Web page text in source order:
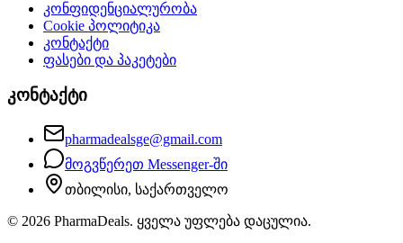
კონფიდენციალურობა
Cookie პოლიტიკა
კონტაქტი
ფასები და პაკეტები
კონტაქტი
pharmadealsge@gmail.com
მოგვწერეთ Messenger-ში
თბილისი, საქართველო
© 2026 PharmaDeals. ყველა უფლება დაცულია.